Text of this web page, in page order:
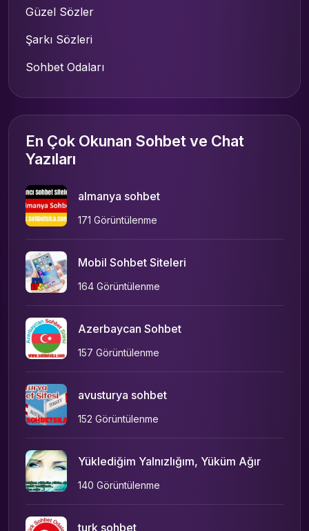
Güzel Sözler
Şarkı Sözleri
Sohbet Odaları
En Çok Okunan Sohbet ve Chat
Yazıları
almanya sohbet
171 Görüntülenme
Mobil Sohbet Siteleri
164 Görüntülenme
Azerbaycan Sohbet
157 Görüntülenme
avusturya sohbet
152 Görüntülenme
Yüklediğim Yalnızlığım, Yüküm Ağır
140 Görüntülenme
turk sohbet